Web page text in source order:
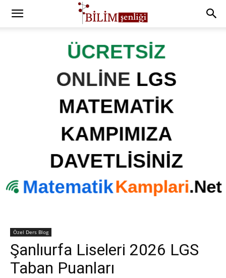
Özel Ders Blog
Şanlıurfa Liseleri 2026 LGS
Taban Puanları